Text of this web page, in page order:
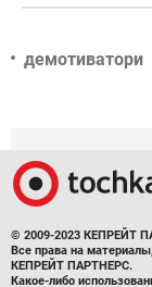
демотиватори
© 2009-2023 КЕПРЕЙТ
Все права на
КЕПРЕЙТ ПАРТНЕРС.
Какое-либо